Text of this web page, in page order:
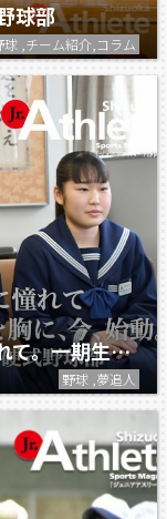
球部
球 ,チーム紹介,コラム
【夢追人】TOKAIのタテジマに憧れて。一期生としての誇りと希望を胸に、今、始動。
野球 ,夢追人